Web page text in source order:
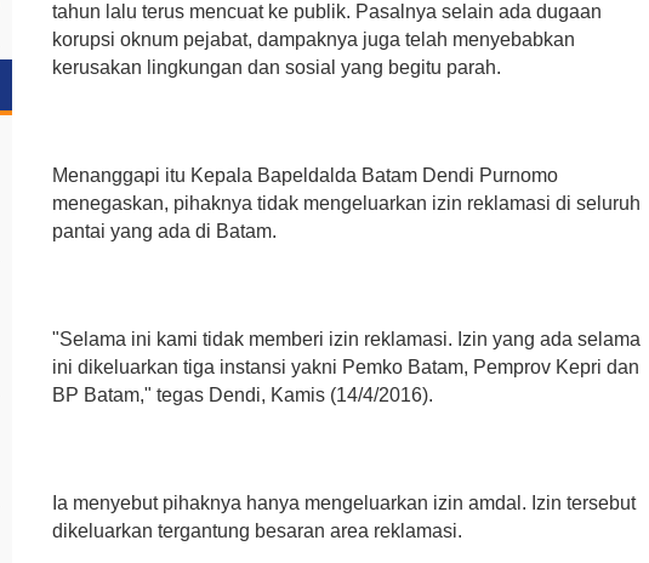
tahun lalu terus mencuat ke publik. Pasalnya selain ada dugaan
korupsi oknum pejabat, dampaknya juga telah menyebabkan
kerusakan lingkungan dan sosial yang begitu parah.
Menanggapi itu Kepala Bapeldalda Batam Dendi Purnomo
menegaskan, pihaknya tidak mengeluarkan izin reklamasi di seluruh
pantai yang ada di Batam.
"Selama ini kami tidak memberi izin reklamasi. Izin yang ada selama
ini dikeluarkan tiga instansi yakni Pemko Batam, Pemprov Kepri dan
BP Batam," tegas Dendi, Kamis (14/4/2016).
Ia menyebut pihaknya hanya mengeluarkan izin amdal. Izin tersebut
dikeluarkan tergantung besaran area reklamasi.